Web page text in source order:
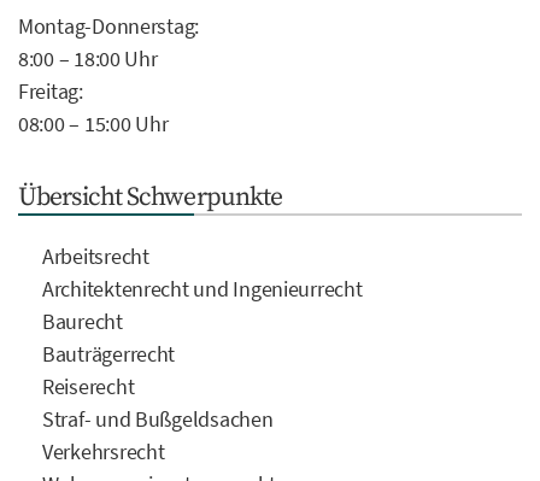
Montag-Donnerstag:
8:00 – 18:00 Uhr
Freitag:
08:00 – 15:00 Uhr
Übersicht Schwerpunkte
Arbeitsrecht
Architektenrecht und Ingenieurrecht
Baurecht
Bauträgerrecht
Reiserecht
Straf- und Bußgeldsachen
Verkehrsrecht